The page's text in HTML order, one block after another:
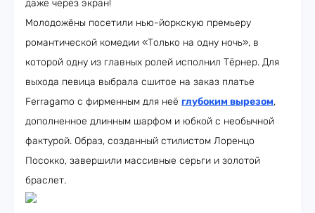
даже через экран!
Молодожёны посетили нью-йоркскую премьеру
романтической комедии «Только на одну ночь», в
которой одну из главных ролей исполнил Тёрнер. Для
выхода певица выбрала сшитое на заказ платье
Ferragamo с фирменным для неё глубоким вырезом,
дополненное длинным шарфом и юбкой с необычной
фактурой. Образ, созданный стилистом Лоренцо
Посокко, завершили массивные серьги и золотой
браслет.